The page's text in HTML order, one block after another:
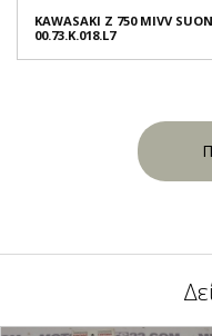
KAWASAKI Z 750 MIVV
00.73.K.018.L7